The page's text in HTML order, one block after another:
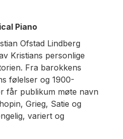
Piano
Ofstad Lindberg
Kristians personlige
Fra barokkens
følelser og 1900-
får publikum møte navn
Grieg, Satie og
variert og